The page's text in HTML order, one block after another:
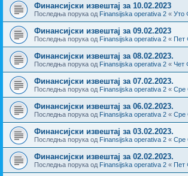
Финансијски извештај за 10.02.2023
Последња порука од Finansijska operativa 2 « Уто
Финансијски извештај за 09.02.2023
Последња порука од Finansijska operativa 2 « Пет
Финансијски извештај за 08.02.2023.
Последња порука од Finansijska operativa 2 « Чет
Финансијски извештај за 07.02.2023.
Последња порука од Finansijska operativa 2 « Сре
Финансијски извештај за 06.02.2023.
Последња порука од Finansijska operativa 2 « Сре
Финансијски извештај за 03.02.2023.
Последња порука од Finansijska operativa 2 « Сре
Финансијски извештај за 02.02.2023.
Последња порука од Finansijska operativa 2 « Пет